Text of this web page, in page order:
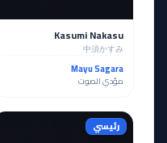
Kasumi Nakasu
中須かすみ
Mayu Sagara
مؤدي الصوت
رئيسي